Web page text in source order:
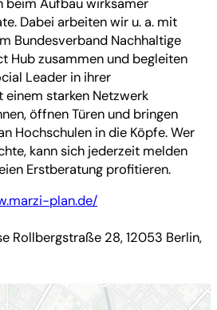
beim Aufbau wirksamer
Dabei arbeiten wir u. a. mit
Bundesverband Nachhaltige
Hub zusammen und begleiten
Leader in ihrer
starken Netzwerk
öffnen Türen und bringen
Hochschulen in die Köpfe. Wer
kann sich jederzeit melden
Erstberatung profitieren.
plan.de/
Rollbergstraße 28, 12053 Berlin,